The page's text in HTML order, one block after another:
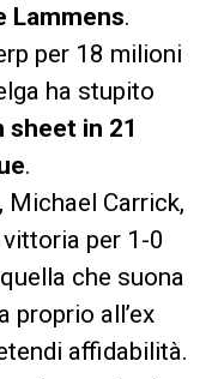
Lammens.
per 18 milioni
ha stupito
sheet in 21
.
Michael Carrick,
per 1-0
che suona
proprio all’ex
affidabilità.